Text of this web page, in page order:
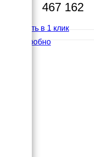
467 162
Купить в 1 клик
Подробно